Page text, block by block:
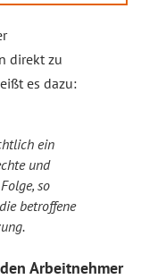
direkt zu
es dazu:
ein
und
so
betroffene
Arbeitnehmer